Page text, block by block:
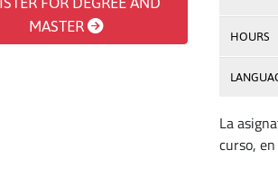
MASTER
HOURS
La
curso,